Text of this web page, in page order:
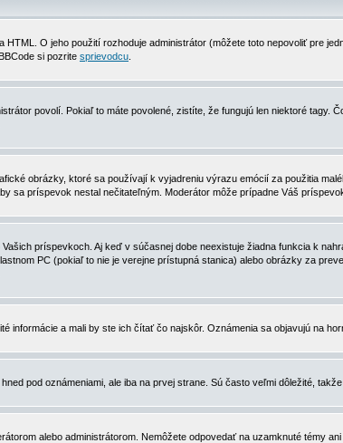
HTML. O jeho použití rozhoduje administrátor (môžete toto nepovoliť pre
si pozrite sprievodcu
povolí. Pokiaľ to máte povolené, zistíte, že fungujú len niektoré tagy.
obrázky, ktoré sa používají k vyjadreniu výrazu emócií za použitia
sa príspevok nestal nečitateľným. Moderátor môže prípadne Váš
príspevkoch. Aj keď v súčasnej dobe neexistuje žiadna funkcia k
PC (pokiaľ to nie je verejne prístupná stanica) alebo obrázky za
informácie a mali by ste ich čítať čo najskôr. Oznámenia sa objavujú na
pod oznámeniami, ale iba na prvej strane. Sú často veľmi dôležité,
alebo administrátorom. Nemôžete odpovedať na uzamknuté témy